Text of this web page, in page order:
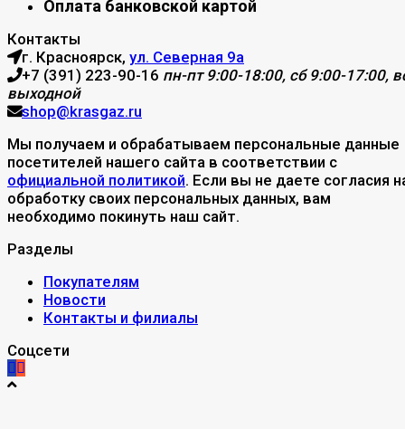
Оплата банковской картой
Контакты
г. Красноярск, ул. Северная 9а
+7 (391) 223-90-16 пн-пт 9:00-18:00, сб 9:00-17:00,
выходной
shop@krasgaz.ru
Мы получаем и обрабатываем персональные данные
посетителей нашего сайта в соответствии с
официальной политикой. Если вы не даете согласия
обработку своих персональных данных, вам
необходимо покинуть наш сайт.
Разделы
Покупателям
Новости
Контакты и филиалы
Соцсети